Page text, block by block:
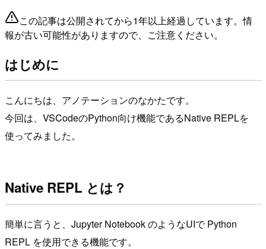
この記事は公開されてから1年以上経過しています。情
報が古い可能性がありますので、ご注意ください。
はじめに
こんにちは、アノテーションのなかたです。
今回は、VSCodeのPython向け機能であるNative REPLを
使ってみました。
Native REPL とは？
簡単に言うと、Jupyter Notebook のようなUIで Python
REPL を使用できる機能です。